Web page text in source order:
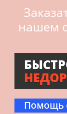
нашем
Помощь